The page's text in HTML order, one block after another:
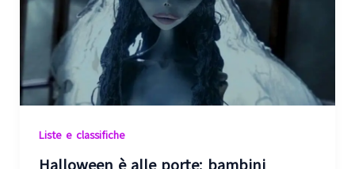
Liste e classifiche